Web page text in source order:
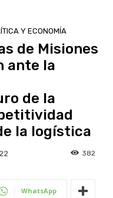
Y ECONOMÍA
de Misiones
ante la
de la
la logística
382
WhatsApp